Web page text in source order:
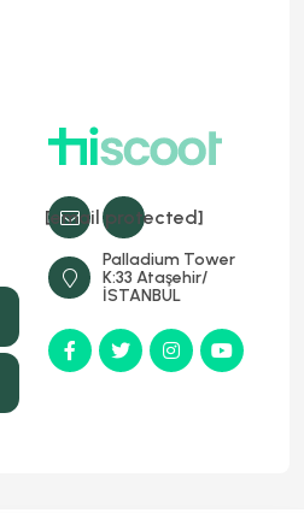
[email protected]
Palladium Tower
K:33 Ataşehir/
İSTANBUL